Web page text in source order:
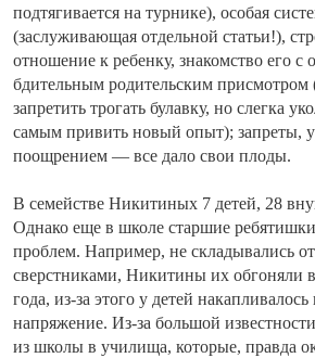
подтягивается на турнике), особая
(заслуживающая отдельной статьи!),
отношение к ребенку, знакомство его с
бдительным родительским присмотром
запретить трогать булавку, но слегка
самым привить новый опыт); запреты,
поощрением — все дало свои плоды.
В семействе Никитиных 7 детей, 28
Однако еще в школе старшие
проблем. Например, не складывались
сверстниками, Никитины их обгоняли
года, из-за этого у детей
напряжение. Из-за большой
из школы в училища, которые, правда